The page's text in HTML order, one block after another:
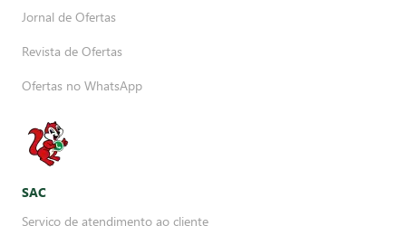
Jornal de Ofertas
Revista de Ofertas
Ofertas no WhatsApp
SAC
Serviço de atendimento ao cliente